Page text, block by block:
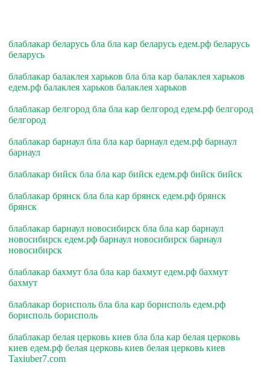
блаблакар беларусь бла бла кар беларусь едем.рф беларусь
беларусь
блаблакар балаклея харьков бла бла кар балаклея харьков
едем.рф балаклея харьков балаклея харьков
блаблакар белгород бла бла кар белгород едем.рф белгород
белгород
блаблакар барнаул бла бла кар барнаул едем.рф барнаул
барнаул
блаблакар бийск бла бла кар бийск едем.рф бийск бийск
блаблакар брянск бла бла кар брянск едем.рф брянск
брянск
блаблакар барнаул новосибирск бла бла кар барнаул
новосибирск едем.рф барнаул новосибирск барнаул
новосибирск
блаблакар бахмут бла бла кар бахмут едем.рф бахмут
бахмут
блаблакар борисполь бла бла кар борисполь едем.рф
борисполь борисполь
блаблакар белая церковь киев бла бла кар белая церковь
киев едем.рф белая церковь киев белая церковь киев
Taxiuber7.com